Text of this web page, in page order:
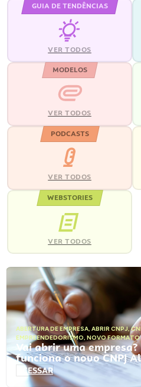
GUIA DE TENDÊNCIAS
VER TODOS
MODELOS
VER TODOS
PODCASTS
VER TODOS
WEBSTORIES
VER TODOS
ABERTURA DE EMPRESA, ABRIR CNPJ,
EMPREENDEDORISMO, NOVO FORMATO
Vai abrir uma
funciona o novo CNPJ
ACESSAR